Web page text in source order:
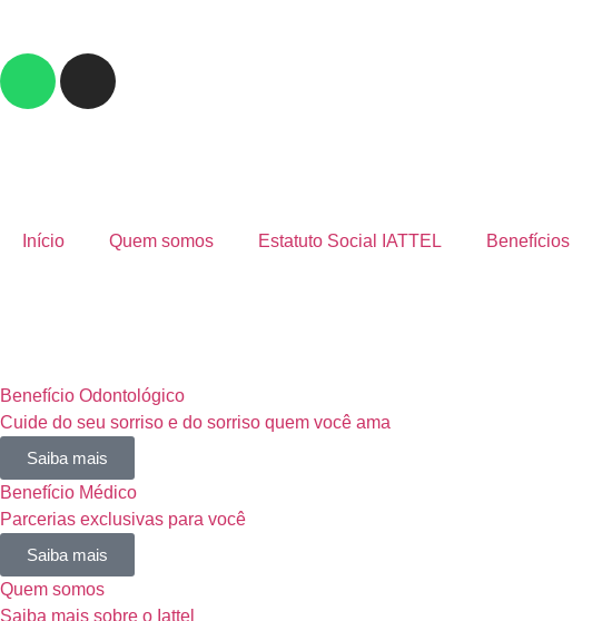
Início Quem somos Estatuto Social IATTEL Benefícios
Benefício Odontológico
Cuide do seu sorriso e do sorriso quem você ama
Saiba mais
Benefício Médico
Parcerias exclusivas para você
Saiba mais
Quem somos
Saiba mais sobre o Iattel